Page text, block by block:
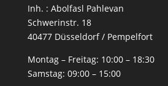
Inh. : Abolfasl Pahlevan
Schwerinstr. 18
40477 Düsseldorf / Pempelfort
Montag – Freitag: 10:00 – 18:30
Samstag: 09:00 – 15:00